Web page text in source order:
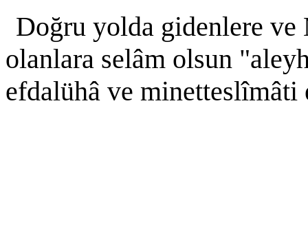
Doğru yolda gidenlere ve
olanlara selâm olsun
efdalühâ ve minetteslîmâti